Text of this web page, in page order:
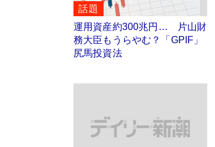
話題
運用資産約300兆円… 片山財
務大臣もうらやむ？「GPIF」
尻馬投資法